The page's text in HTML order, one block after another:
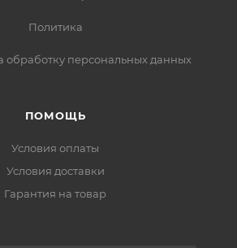
Политика
обработку персональных данных
ПОМОЩЬ
Условия оплаты
Условия доставки
Гарантия на товар